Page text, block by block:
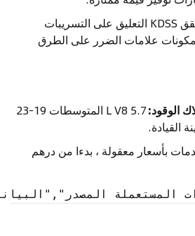
تحقق KDSS التعليق على التسريبات
مكونات علامات الضرر على الطرق
الوقود:
5.7 L V8 المتوسطات 19-23
بأسعار معقولة ، بدءا من درهم